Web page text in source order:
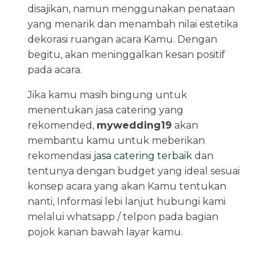
disajikan, namun menggunakan penataan
yang menarik dan menambah nilai estetika
dekorasi ruangan acara Kamu. Dengan
begitu, akan meninggalkan kesan positif
pada acara.
Jika kamu masih bingung untuk
menentukan jasa catering yang
rekomended, mywedding19 akan
membantu kamu untuk meberikan
rekomendasi jasa catering terbaikdan
tentunya dengan budget yang ideal sesuai
konsep acara yang akan Kamu tentukan
nanti, Informasi lebi lanjut hubungi kami
melalui whatsapp / telpon pada bagian
pojok kanan bawah layar kamu.